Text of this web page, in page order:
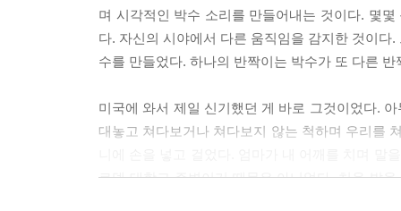
며 시각적인 박수 소리를 만들어내는 것이다. 몇
다. 자신의 시야에서 다른 움직임을 감지한 것이
수를 만들었다. 하나의 반짝이는 박수가 또 다른 반
미국에 와서 제일 신기했던 게 바로 그것이었다.
대놓고 쳐다보거나 쳐다보지 않는 척하며 우리를
로뎃 대학교 주변이기 때문은 아니었다. 처음 발